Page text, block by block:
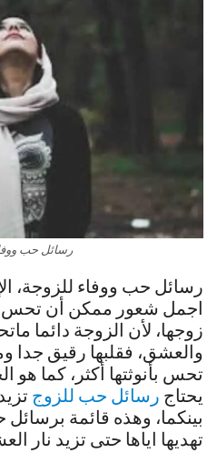
رسائل حب
رسائل حب ووفاء للزوجة،
اجمل شعور ممكن أن
زوجها، لأن الزوجة دائما
والعشق، فقلبها رقيق جدا
تحس بأنوثتها أكثر، كما هو
يحتاج رسائل حب للزوج
بينكما، وهذه قائمة
تهديها اياها حتى تزيد نار